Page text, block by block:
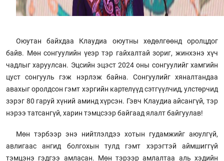
Оюутан байхдаа Клаудиа оюутны хөдөлгөөнд оролцдог
байв. Мөн сонгуулийн үеэр тэр гайхалтай зориг, жинхэнэ хүч
чадлыг харуулсан. Эцсийн эцэст 2024 оны сонгуулийг хамгийн
цуст сонгууль гэж нэрлэж байна. Сонгуулийг хяналтандаа
авахыг оролдсон гэмт хэргийн картелүүд сэтгүүлчид, улстөрчид
зэрэг 80 гаруй хүний ​​аминд хүрсэн. Гэвч Клаудиа айсангүй, тэр
нэрээ татсангүй, харин тэмцсээр байгаад ялалт байгуулав!
Мөн тэрбээр энэ нийтлэлдээ хотын гудамжийг аюулгүй,
авлигаас ангид болгохын тулд гэмт хэрэгтэй аймшиггүй
тэмцэнэ гэдгээ амласан. Мөн тэрээр амлалтаа аль хэдийн